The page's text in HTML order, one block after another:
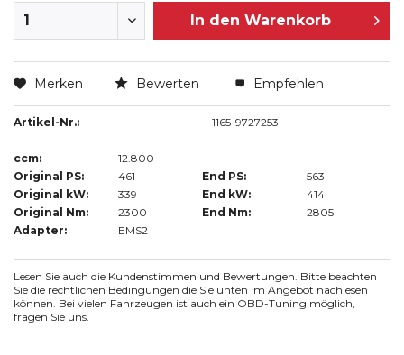
In den Warenkorb
Merken Bewerten Empfehlen
Artikel-Nr.: 1165-9727253
ccm:
12.800
Original PS:
461 End PS:
563
Original kW:
339 End kW:
414
Original Nm:
2300 End Nm:
2805
Adapter:
EMS2
Lesen Sie auch die Kundenstimmen und Bewertungen. Bitte beachten
Sie die rechtlichen Bedingungen die Sie unten im Angebot nachlesen
können. Bei vielen Fahrzeugen ist auch ein OBD-Tuning möglich,
fragen Sie uns.